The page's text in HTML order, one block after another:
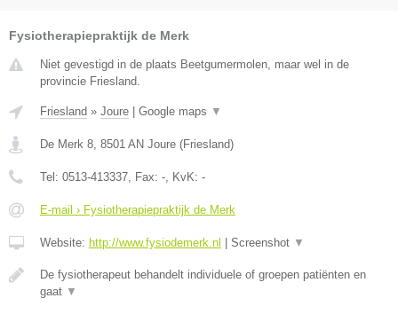
Fysiotherapiepraktijk de Merk
Niet gevestigd in de plaats Beetgumermolen, maar wel in de
provincie Friesland.
Friesland » Joure Google maps ▼
De Merk 8, 8501 AN Joure (Friesland)
Tel: 0513-413337, Fax: -, KvK: -
E-mail › Fysiotherapiepraktijk de Merk
Website: http://www.fysiodemerk.nl Screenshot ▼
De fysiotherapeut behandelt individuele of groepen patiënten en
gaat ▼